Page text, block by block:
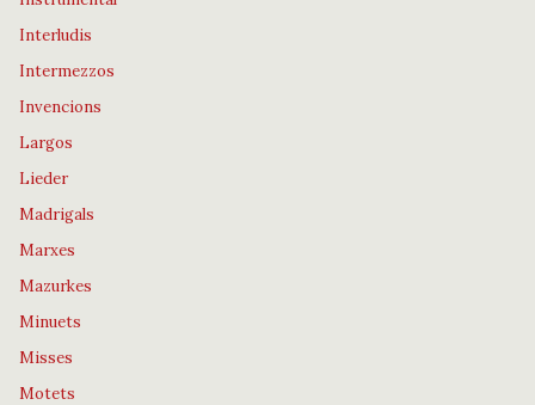
Interludis
Intermezzos
Invencions
Largos
Lieder
Madrigals
Marxes
Mazurkes
Minuets
Misses
Motets